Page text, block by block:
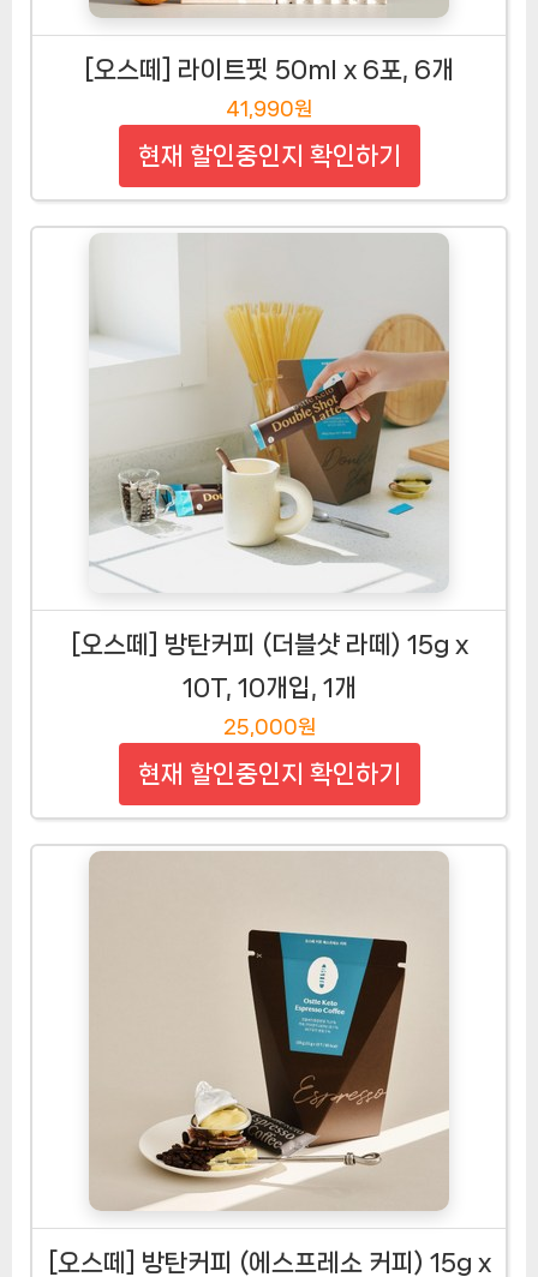
[오스떼] 라이트핏 50ml x 6포, 6개
41,990원
현재 할인중인지 확인하기
[오스떼] 방탄커피 (더블샷 라떼) 15g x
10T, 10개입, 1개
25,000원
현재 할인중인지 확인하기
[오스떼] 방탄커피 (에스프레소 커피) 15g x